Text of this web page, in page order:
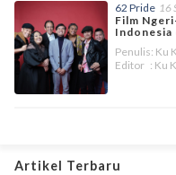
62 Pride 16
Film
Indonesia
Penulis: Ku
Editor : Ku
Artikel Terbaru